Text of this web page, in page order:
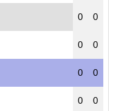
0 0
0 0
0 0
0 0